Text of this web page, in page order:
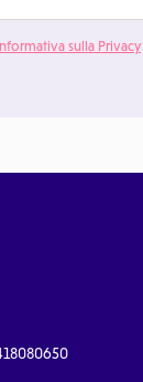
sulla Privacy